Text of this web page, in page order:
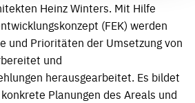
Heinz Winters. Mit Hilfe
(FEK) werden
und Prioritäten der Umsetzung von
und
herausgearbeitet. Es bildet
Planungen des Areals und